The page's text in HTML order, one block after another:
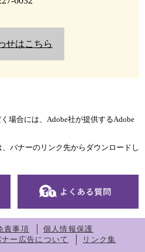
せはこちら
場合には、Adobe社が提供するAdobe
、バナーのリンク先からダウンロードし
責事項
個人情報保護
ナー広告について リンク集